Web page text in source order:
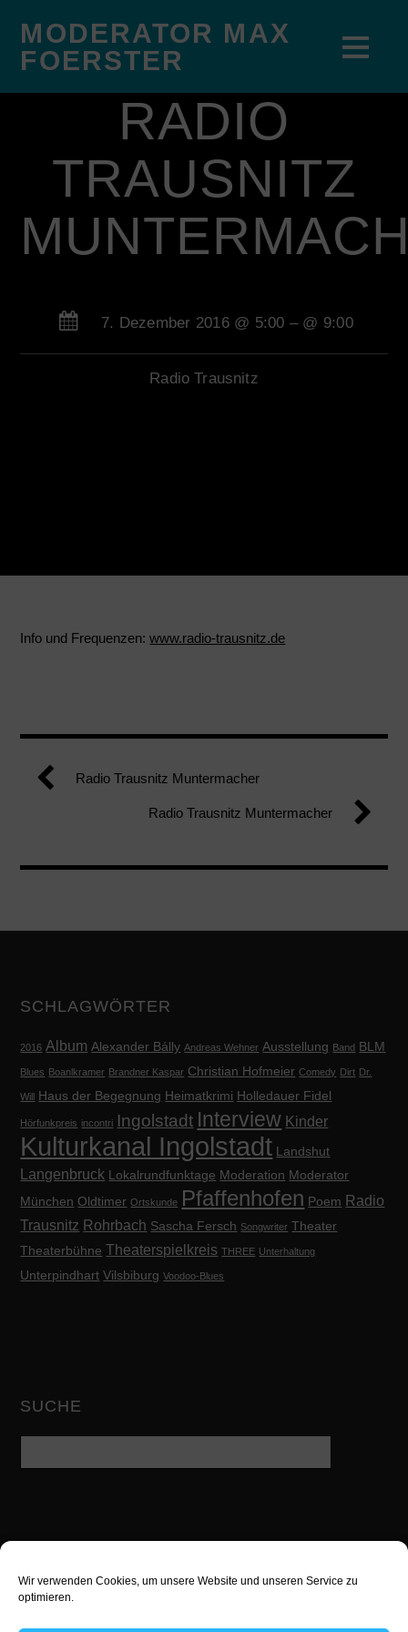
Wir verwenden Cookies, um unsere Website und unseren Service zu
optimieren.
MODERATOR MAX
FOERSTER
RADIO
TRAUSNITZ
7. Dezember 2016 @ 5:00 – @ 9:00
Radio Trausnitz
Info und Frequenzen:www.radio-trausnitz.de
Radio Trausnitz Muntermacher
Radio Trausnitz Muntermacher
SCHLAGWÖRTER
2016 Album Alexander Bálly Andreas Wehner Ausstellung Band BLM
Blues Boanlkramer Brandner Kaspar Christian Hofmeier Comedy Dirt Dr.
Will Haus der Begegnung Heimatkrimi Holledauer Fidel
Hörfunkpreis incontri Ingolstadt Interview Kinder
Kulturkanal Ingolstadt Landshut
Langenbruck Lokalrundfunktage Moderation Moderator
München Oldtimer Ortskunde Pfaffenhofen Poem Radio
Trausnitz Rohrbach Sascha Fersch Songwriter Theater
Theaterbühne Theaterspielkreis THREE Unterhaltung
Unterpindhart Vilsbiburg Voodoo-Blues
SUCHE
Twitter Facebook Google